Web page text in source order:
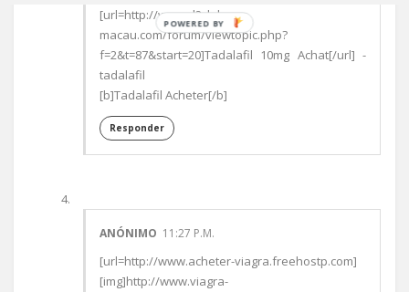
[url=http://www.d2club-
macau.com/forum/viewtopic.php?
f=2&t=87&start=20]Tadalafil 10mg Achat[/url] -
tadalafil
[b]Tadalafil Acheter[/b]
Responder
ANÓNIMO 11:27 P.M.
[url=http://www.acheter-viagra.freehostp.com]
[img]http://www.viagra-
P
W